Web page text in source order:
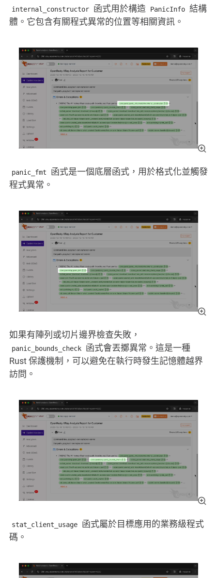
internal_constructor 函式用於構造 PanicInfo 結構
體。它包含有關程式異常的位置等相關資訊。
panic_fmt
函式是一個底層函式，用於格式化並觸發
程式異常。
如果有陣列或切片邊界檢查失敗，
panic_bounds_check
函式會丟擲異常。這是一種
Rust 保護機制，可以避免在執行時發生記憶體越界
訪問。
stat_client_usage
函式屬於目標應用的業務級程式
碼。